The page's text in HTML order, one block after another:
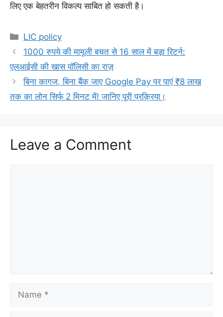
लिए एक बेहतरीन विकल्प साबित हो सकती है।
Categories
LIC policy
1000 रुपये की मामूली बचत से 16 साल में बड़ा रिटर्न:
एलआईसी की खास पॉलिसी का राज़
बिना कागज, बिना बैंक जाए Google Pay पर पाएं ₹8 लाख
तक का लोन सिर्फ 2 मिनट में! जानिए पूरी प्रक्रिया।
Leave a Comment